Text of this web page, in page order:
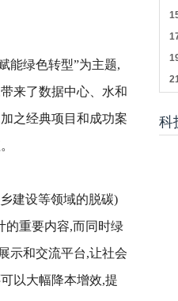
能绿色转型”为主题,
来了数据中心、水和
之经典项目和成功案
建设等领域的脱碳)
的重要内容,而同时绿
示和交流平台,让社会
以大幅降本增效,提
科